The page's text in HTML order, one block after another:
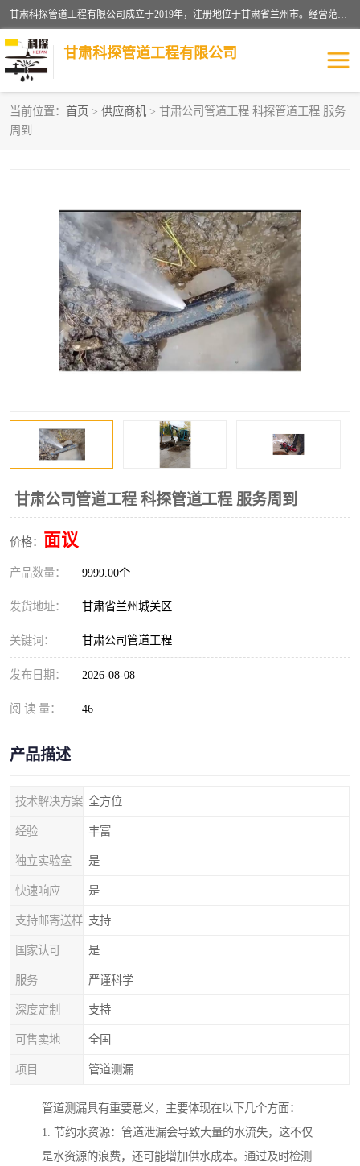
甘肃科探管道工程有限公司成立于2019年，注册地位于甘肃省兰州市。经营范围包括管道安装、清洗、疏通、维修、检测，防水工程，工程钻孔，化粪池清理，暖气安装，给排水管道安装维修，室内外管道如消防、供水、供热管道漏水检测定位，室内外防水堵漏等。
甘肃科探管道工程有限公司
当前位置： 首页 > 供应商机 > 甘肃公司管道工程 科探管道工程 服务
周到
甘肃公司管道工程 科探管道工程 服务周到
价格： 面议
产品数量： 9999.00个
发货地址： 甘肃省兰州城关区
关键词： 甘肃公司管道工程
发布日期： 2026-08-08
阅 读 量： 46
产品描述
技术解决方案 全方位
经验 丰富
独立实验室 是
快速响应 是
支持邮寄送样 支持
国家认可 是
服务 严谨科学
深度定制 支持
可售卖地 全国
项目 管道测漏
管道测漏具有重要意义，主要体现在以下几个方面：
1. 节约水资源：管道泄漏会导致大量的水流失，这不仅
是水资源的浪费，还可能增加供水成本。通过及时检测
管道安装维修
供热管道漏水 排水管道漏水
自来水管漏水 管道疏通
高压车疏通清淤